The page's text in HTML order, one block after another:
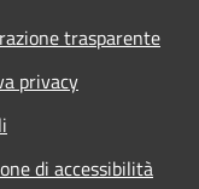
trasparente
privacy
di accessibilità